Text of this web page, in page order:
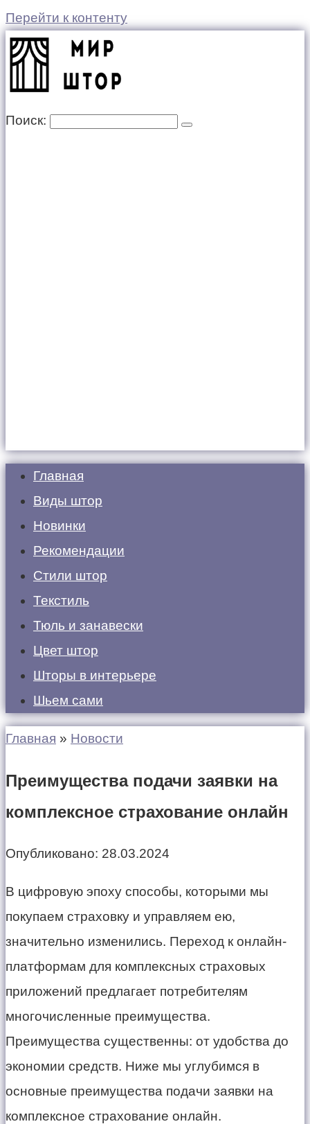
Перейти к контенту
Поиск:
Главная
Виды штор
Новинки
Рекомендации
Стили штор
Текстиль
Тюль и занавески
Цвет штор
Шторы в интерьере
Шьем сами
Главная » Новости
Преимущества подачи заявки на
комплексное страхование онлайн
Опубликовано: 28.03.2024
В цифровую эпоху способы, которыми мы
покупаем страховку и управляем ею,
значительно изменились. Переход к онлайн-
платформам для комплексных страховых
приложений предлагает потребителям
многочисленные преимущества.
Преимущества существенны: от удобства до
экономии средств. Ниже мы углубимся в
основные преимущества подачи заявки на
комплексное страхование онлайн.